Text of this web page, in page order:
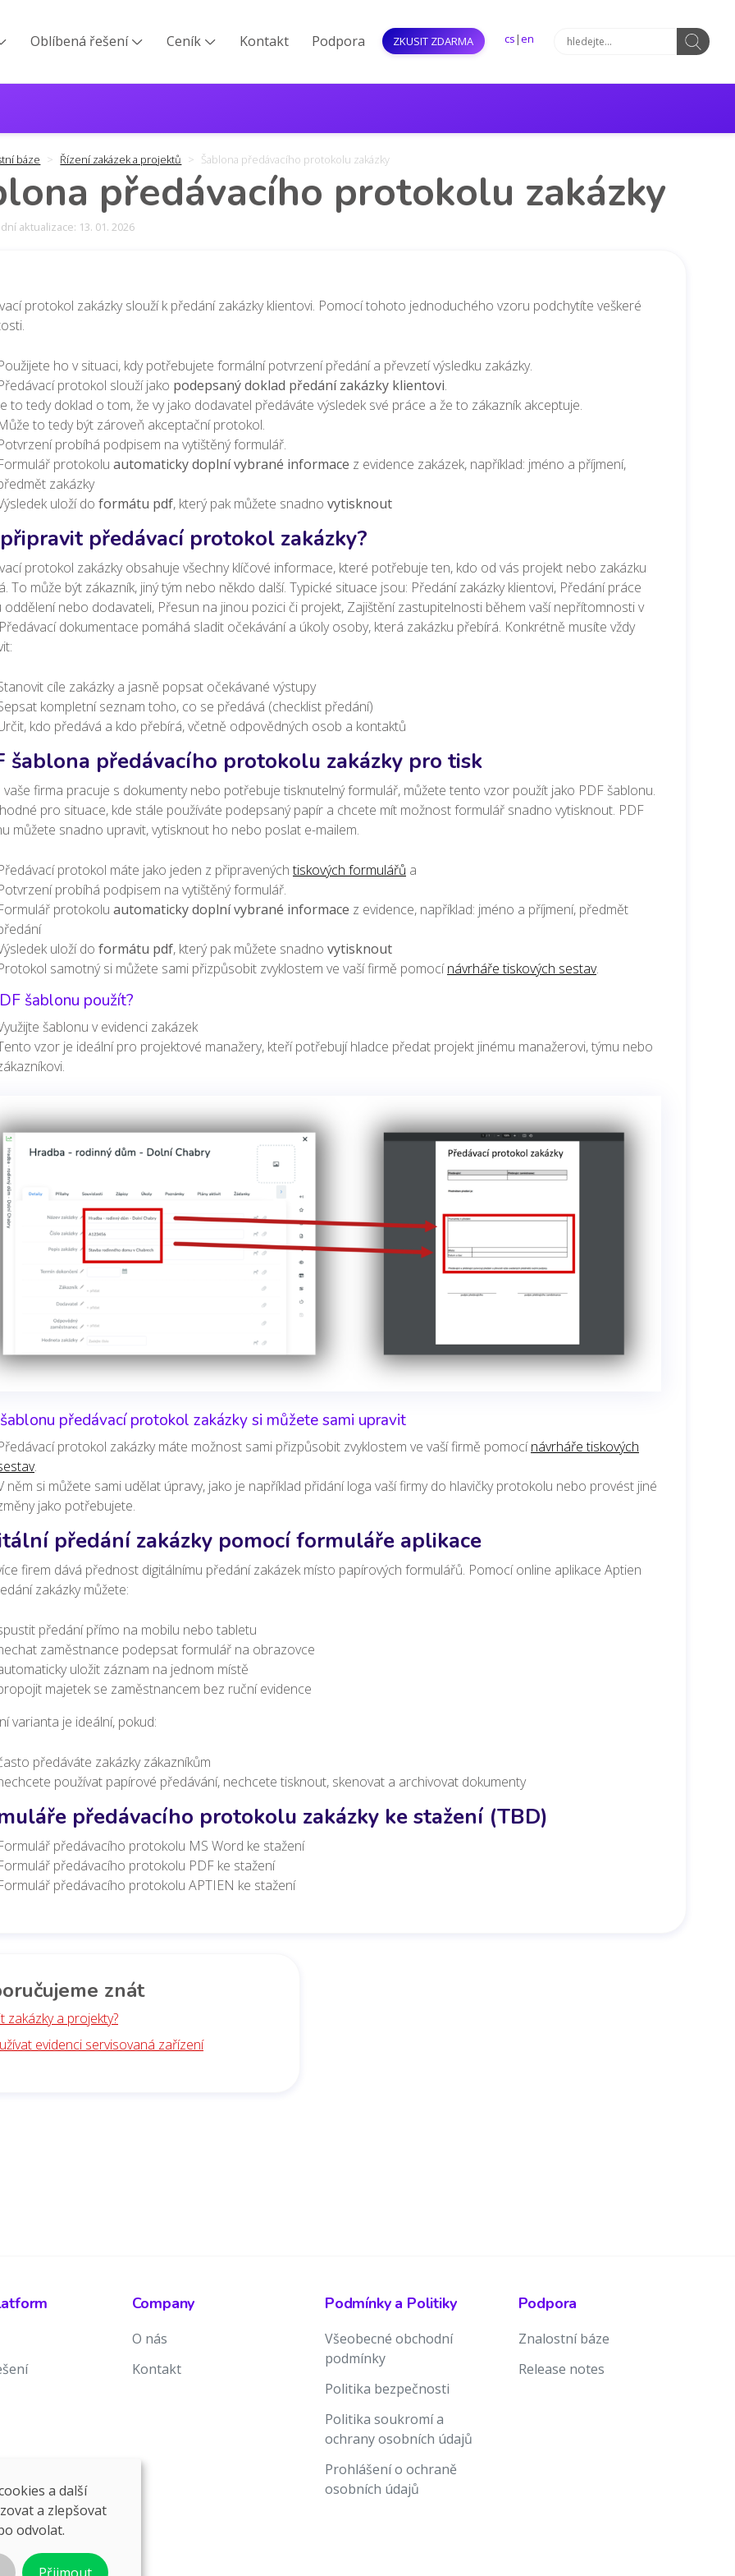
Oblíbená řešení  Ceník  Kontakt Podpora ZKUSIT ZDARMA cs |en
báze Řízení zakázek a projektů Šablona předávacího protokolu zakázky
předávacího protokolu zakázky
aktualizace: 13. 01. 2026
protokol zakázky slouží k předání zakázky klientovi. Pomocí tohoto jednoduchého vzoru podchytíte veškeré
ho v situaci, kdy potřebujete formální potvrzení předání a převzetí výsledku zakázky.
protokol slouží jako podepsaný doklad předání zakázky klientovi.
to tedy doklad o tom, že vy jako dodavatel předáváte výsledek své práce a že to zákazník akceptuje.
to tedy být zároveň akceptační protokol.
probíhá podpisem na vytištěný formulář.
protokolu automaticky doplní vybrané informace z evidence zakázek, například: jméno a příjmení,
zakázky
uloží do formátu pdf, který pak můžete snadno vytisknout
předávací protokol zakázky?
protokol zakázky obsahuje všechny klíčové informace, které potřebuje ten, kdo od vás projekt nebo zakázku
To může být zákazník, jiný tým nebo někdo další. Typické situace jsou: Předání zakázky klientovi, Předání práce
oddělení nebo dodavateli, Přesun na jinou pozici či projekt, Zajištění zastupitelnosti během vaší nepřítomnosti v
dokumentace pomáhá sladit očekávání a úkoly osoby, která zakázku přebírá. Konkrétně musíte vždy
cíle zakázky a jasně popsat očekávané výstupy
kompletní seznam toho, co se předává (checklist předání)
kdo předává a kdo přebírá, včetně odpovědných osob a kontaktů
šablona předávacího protokolu zakázky pro tisk
vaše firma pracuje s dokumenty nebo potřebuje tisknutelný formulář, můžete tento vzor použít jako PDF šablonu.
pro situace, kde stále používáte podepsaný papír a chcete mít možnost formulář snadno vytisknout. PDF
můžete snadno upravit,vytisknout ho nebo poslat e-mailem.
protokol máte jako jeden z připravenýchtiskových formulářů a
probíhá podpisem na vytištěný formulář.
protokolu automaticky doplní vybrané informace z evidence, například: jméno a příjmení, předmět
uloží do formátu pdf, který pak můžete snadno vytisknout
samotný si můžete sami přizpůsobit zvyklostem ve vaší firmě pomocínávrháře tiskových sestav.
šablonu použít?
šablonu v evidenci zakázek
vzor je ideální pro projektové manažery, kteří potřebují hladce předat projekt jinému manažerovi, týmu nebo
předávací protokol zakázky si můžete sami upravit
protokol zakázky máte možnost sami přizpůsobit zvyklostem ve vaší firmě pomocínávrháře tiskových
.
něm si můžete sami udělat úpravy, jako je například přidání loga vaší firmy do hlavičky protokolu nebo provést jiné
jako potřebujete.
předání zakázky pomocí formuláře aplikace
firem dává přednost digitálnímu předání zakázek místo papírových formulářů. Pomocí online aplikace Aptien
zakázky můžete:
předání přímo na mobilu nebo tabletu
zaměstnance podepsat formulář na obrazovce
uložit záznam na jednom místě
majetek se zaměstnancem bez ruční evidence
varianta je ideální, pokud:
předáváte zakázky zákazníkům
používat papírové předávání, nechcete tisknout, skenovat a archivovat dokumenty
předávacího protokolu zakázky ke stažení (TBD)
předávacího protokolu MS Word ke stažení
předávacího protokolu PDF ke stažení
předávacího protokolu APTIEN ke stažení
znát
zakázky a projekty?
evidenci servisovaná zařízení
Company
O nás
Kontakt
Podmínky a Politiky
Všeobecné obchodní
podmínky
Politika bezpečnosti
Politika soukromí a
ochrany osobních údajů
Prohlášení o ochraně
osobních údajů
Podpora
Znalostní báze
Release notes
a další
a zlepšovat
odvolat.